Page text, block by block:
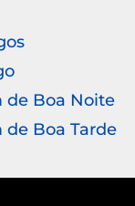
de Boa Noite
de Boa Tarde